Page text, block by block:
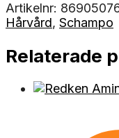
Artikelnr:
Hårvård, Schampo
Relaterade